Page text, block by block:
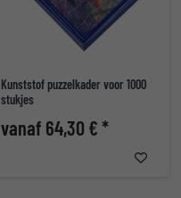
Kunststof puzzelkader voor 1000
stukjes
vanaf 64,30 € *